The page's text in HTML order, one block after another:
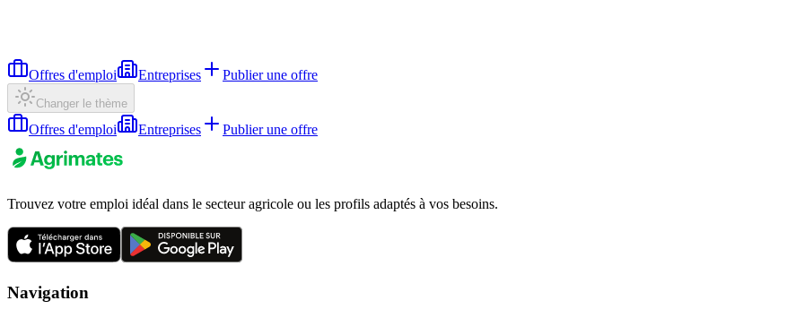
Offres d'emploi Entreprises Publier une offre
Changer le thème
Offres d'emploi Entreprises Publier une offre
Trouvez votre emploi idéal dans le secteur agricole ou les profils adaptés à vos besoins.
Navigation